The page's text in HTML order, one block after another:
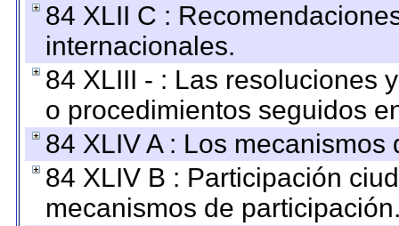
84 XLII C :
internacionales.
84 XLIII - : Las resoluciones
o procedimientos seguidos
84 XLIV A : Los
84 XLIV B : Participación
mecanismos de